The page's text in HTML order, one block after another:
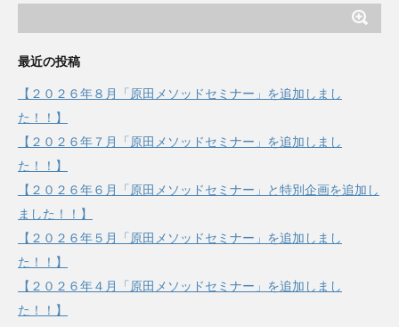
最近の投稿
【２０２６年８月「原田メソッドセミナー」を追加しまし
た！！】
【２０２６年７月「原田メソッドセミナー」を追加しまし
た！！】
【２０２６年６月「原田メソッドセミナー」と特別企画を追加し
ました！！】
【２０２６年５月「原田メソッドセミナー」を追加しまし
た！！】
【２０２６年４月「原田メソッドセミナー」を追加しまし
た！！】